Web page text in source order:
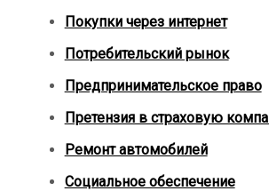
Покупки через интернет
Потребительский рынок
Предпринимательское право
Претензия в страховую
Ремонт автомобилей
Социальное обеспечение